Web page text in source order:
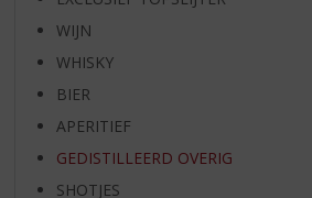
WIJN
WHISKY
BIER
APERITIEF
GEDISTILLEERD OVERIG
SHOTJES